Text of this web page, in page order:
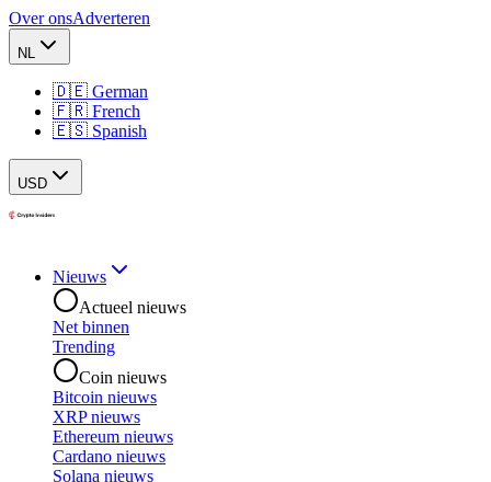
Over onsAdverteren
NL
🇩🇪 German
🇫🇷 French
🇪🇸 Spanish
USD
Nieuws
Actueel nieuws
Net binnen
Trending
Coin nieuws
Bitcoin nieuws
XRP nieuws
Ethereum nieuws
Cardano nieuws
Solana nieuws